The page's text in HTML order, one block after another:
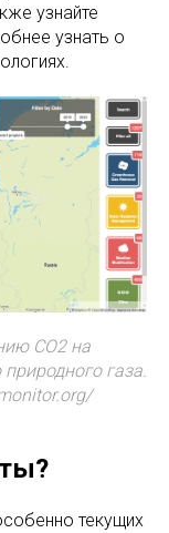
узнайте
узнать о
CO2 на
газа.
текущих